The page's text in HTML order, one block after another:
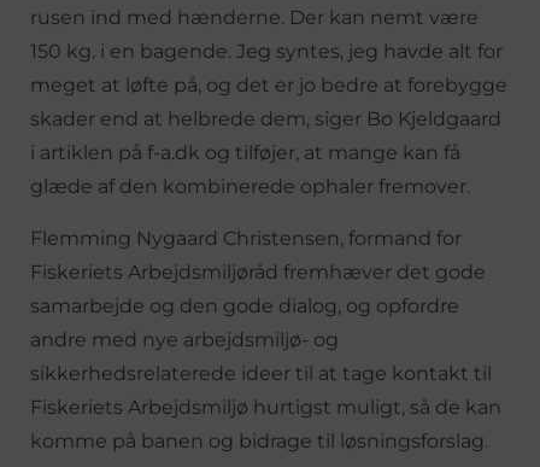
rusen ind med hænderne. Der kan nemt være
150 kg. i en bagende. Jeg syntes, jeg havde alt for
meget at løfte på, og det er jo bedre at forebygge
skader end at helbrede dem, siger Bo Kjeldgaard
i artiklen på f-a.dk og tilføjer, at mange kan få
glæde af den kombinerede ophaler fremover.
Flemming Nygaard Christensen, formand for
Fiskeriets Arbejdsmiljøråd fremhæver det gode
samarbejde og den gode dialog, og opfordre
andre med nye arbejdsmiljø- og
sikkerhedsrelaterede ideer til at tage kontakt til
Fiskeriets Arbejdsmiljø hurtigst muligt, så de kan
komme på banen og bidrage til løsningsforslag.